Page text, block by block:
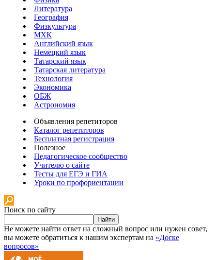
Литература
География
Физкультура
МХК
Английский язык
Немецкий язык
Татарский язык
Татарская литература
Технология
Экономика
ОБЖ
Астрономия
Объявления репетиторов
Каталог репетиторов
Бесплатная регистрация
Полезное
Педагогическое сообщество
Учителю о сайте
Тесты для ЕГЭ и ГИА
Уроки по профориентации
Поиск по сайту
Найти
Не можете найти ответ на сложный вопрос или нужен совет,
вы можете обратиться к нашим экспертам на «Доске
вопросов»